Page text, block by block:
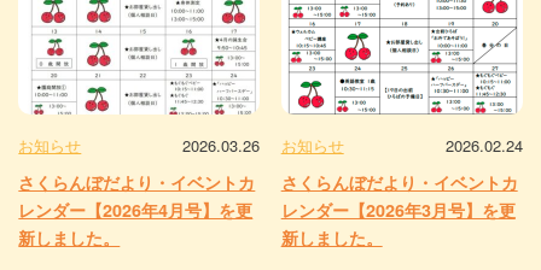
お知らせ 2026.03.26
さくらんぼだより・イベントカ
レンダー【2026年4月号】を更
新しました。
お知らせ 2026.02.24
さくらんぼだより・イベントカ
レンダー【2026年3月号】を更
新しました。